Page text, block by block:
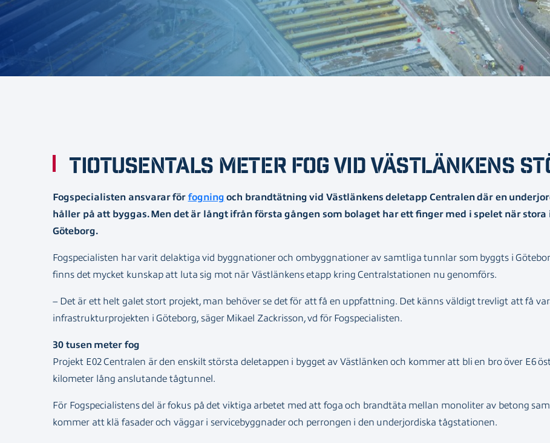
Tiotusentals meter fog vid Västlänkens
Fogspecialisten ansvarar för fogning och brandtätning vid Västlänkens deletapp Centralen där en
håller på att byggas. Men det är långt ifrån första gången som bolaget har ett finger med i spelet när
Göteborg.
Fogspecialisten har varit delaktiga vid byggnationer och ombyggnationer av samtliga tunnlar som byggts i
finns det mycket kunskap att luta sig mot när Västlänkens etapp kring Centralstationen nu genomförs.
– Det är ett helt galet stort projekt, man behöver se det för att få en uppfattning. Det känns väldigt trevligt att få
infrastrukturprojekten i Göteborg, säger Mikael Zackrisson, vd för Fogspecialisten.
30 tusen meter fog
Projekt E02 Centralen är den enskilt största deletappen i bygget av Västlänken och kommer att bli en bro över E6
kilometer lång anslutande tågtunnel.
För Fogspecialistens del är fokus på det viktiga arbetet med att foga och brandtäta mellan monoliter av betong
kommer att klä fasader och väggar i servicebyggnader och perrongen i den underjordiska tågstationen.